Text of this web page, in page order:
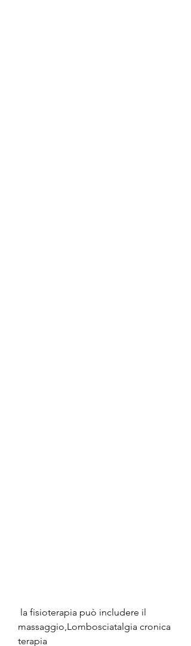
massaggio,Lombosciatalgia cronica
terapia